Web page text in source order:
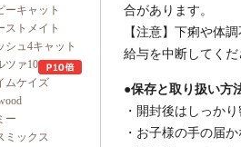
ーキャット
ストメイト
シュ4キャット
ツァ10
ムケイズ
ー
ミックス
合があります。
【注意】下痢や体
給与を中断してくだ
●保存と取り扱い方
・開封後はしっか
・お子様の手の届